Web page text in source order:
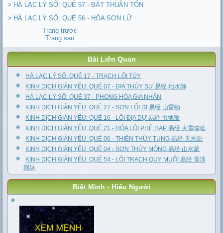
> HÀ LẠC LÝ SỐ: QUẺ 57 - BÁT THUẦN TỐN
> HÀ LẠC LÝ SỐ: QUẺ 56 - HỎA SƠN LỮ
Trang trước
Trang sau
Bài Liên Quan
HÀ LẠC LÝ SỐ: QUẺ 17 - TRẠCH LÔI TÙY
KINH DỊCH GIẢN YẾU: QUẺ 07 - ĐỊA THỦY SƯ 易经 地水師
HÀ LẠC LÝ SỐ: QUẺ 37 - PHONG HỎA GIA NHÂN
KINH DỊCH GIẢN YẾU: QUẺ 27 - SƠN LÔI DI 易经 山雷頤
KINH DỊCH GIẢN YẾU: QUẺ 16 - LÔI ĐỊA DỰ 易经 雷地豫
KINH DỊCH GIẢN YẾU: QUẺ 21 - HỎA LÔI PHỆ HẠP 易经 火雷噬嗑
KINH DỊCH GIẢN YẾU: QUẺ 06 - THIÊN THỦY TỤNG 易经 天水訟
KINH DỊCH GIẢN YẾU: QUẺ 04 - SƠN THỦY MÔNG 易经 山水蒙
KINH DỊCH GIẢN YẾU: QUẺ 54 - LÔI TRẠCH QUY MUỘI 易经 雷澤
歸妹
Biết Mình - Hiểu Người